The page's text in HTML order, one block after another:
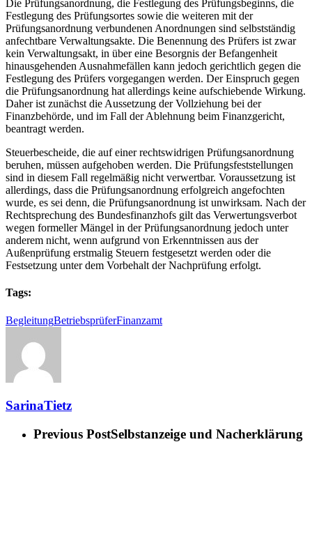
Die Prüfungsanordnung, die Festlegung des Prüfungsbeginns, die
Festlegung des Prüfungsortes sowie die weiteren mit der
Prüfungsanordnung verbundenen Anordnungen sind selbstständig
anfechtbare Verwaltungsakte. Die Benennung des Prüfers ist zwar
kein Verwaltungsakt, in über eine Besorgnis der Befangenheit
hinausgehenden Ausnahmefällen kann jedoch gerichtlich gegen die
Festlegung des Prüfers vorgegangen werden. Der Einspruch gegen
die Prüfungsanordnung hat allerdings keine aufschiebende Wirkung.
Daher ist zunächst die Aussetzung der Vollziehung bei der
Finanzbehörde, und im Fall der Ablehnung beim Finanzgericht,
beantragt werden.
Steuerbescheide, die auf einer rechtswidrigen Prüfungsanordnung
beruhen, müssen aufgehoben werden. Die Prüfungsfeststellungen
sind in diesem Fall regelmäßig nicht verwertbar. Voraussetzung ist
allerdings, dass die Prüfungsanordnung erfolgreich angefochten
wurde, es sei denn, die Prüfungsanordnung ist unwirksam. Nach der
Rechtsprechung des Bundesfinanzhofs gilt das Verwertungsverbot
wegen formeller Mängel in der Prüfungsanordnung jedoch unter
anderem nicht, wenn aufgrund von Erkenntnissen aus der
Außenprüfung erstmalig Steuern festgesetzt werden oder die
Festsetzung unter dem Vorbehalt der Nachprüfung erfolgt.
Tags:
BegleitungBetriebsprüferFinanzamt
SarinaTietz
Previous PostSelbstanzeige und Nacherklärung